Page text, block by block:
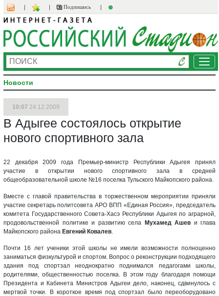
Подпишись
Новости
10:07 24.12.2009
В Адыгее состоялось открытие
нового спортивного зала
22 декабря 2009 года Премьер-министр Республики Адыгея принял
участие в открытии нового спортивного зала в средней
общеобразовательной школе №16 поселка Тульского Майкопского района.
Вместе с главой правительства в торжественном мероприятии приняли
участие секретарь политсовета АРО ВПП «Единая Россия», председатель
комитета Государственного Совета-Хасэ Республики Адыгея по аграрной,
продовольственной политике и развитию села
Мухамед Ашев и глава
Майкопского района Евгений Ковалев.
Почти 16 лет ученики этой школы не имели возможности полноценно
заниматься физкультурой и спортом. Вопрос о реконструкции подходящего
здания под спортзал неоднократно поднимался педагогами школы,
родителями, общественностью поселка. В этом году благодаря помощи
Президента и Кабинета Министров Адыгеи дело, наконец, сдвинулось с
мертвой точки. В короткое время под спортзал было переоборудовано